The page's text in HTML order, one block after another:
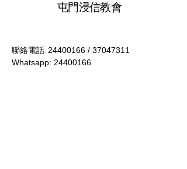
屯門浸信教會
聯絡電話: 24400166 / 37047311
Whatsapp: 24400166